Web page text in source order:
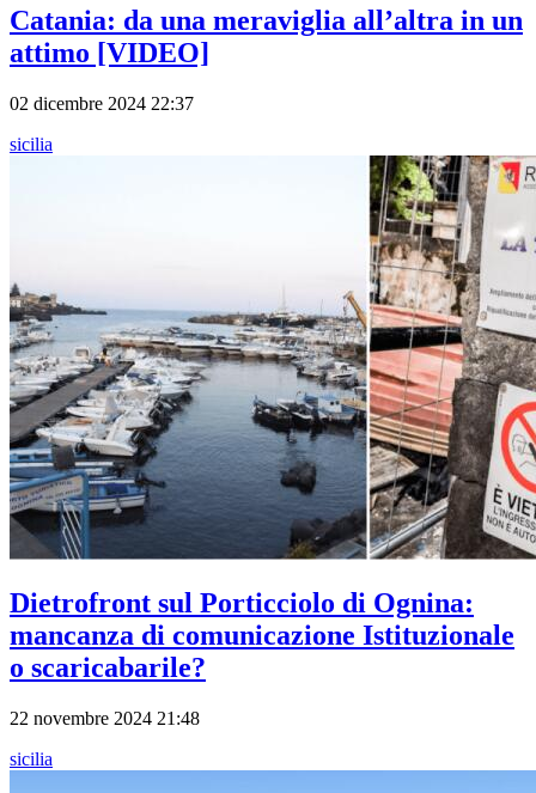
Catania: da una meraviglia all’altra in un
attimo [VIDEO]
02 dicembre 2024 22:37
sicilia
Dietrofront sul Porticciolo di Ognina:
mancanza di comunicazione Istituzionale
o scaricabarile?
22 novembre 2024 21:48
sicilia